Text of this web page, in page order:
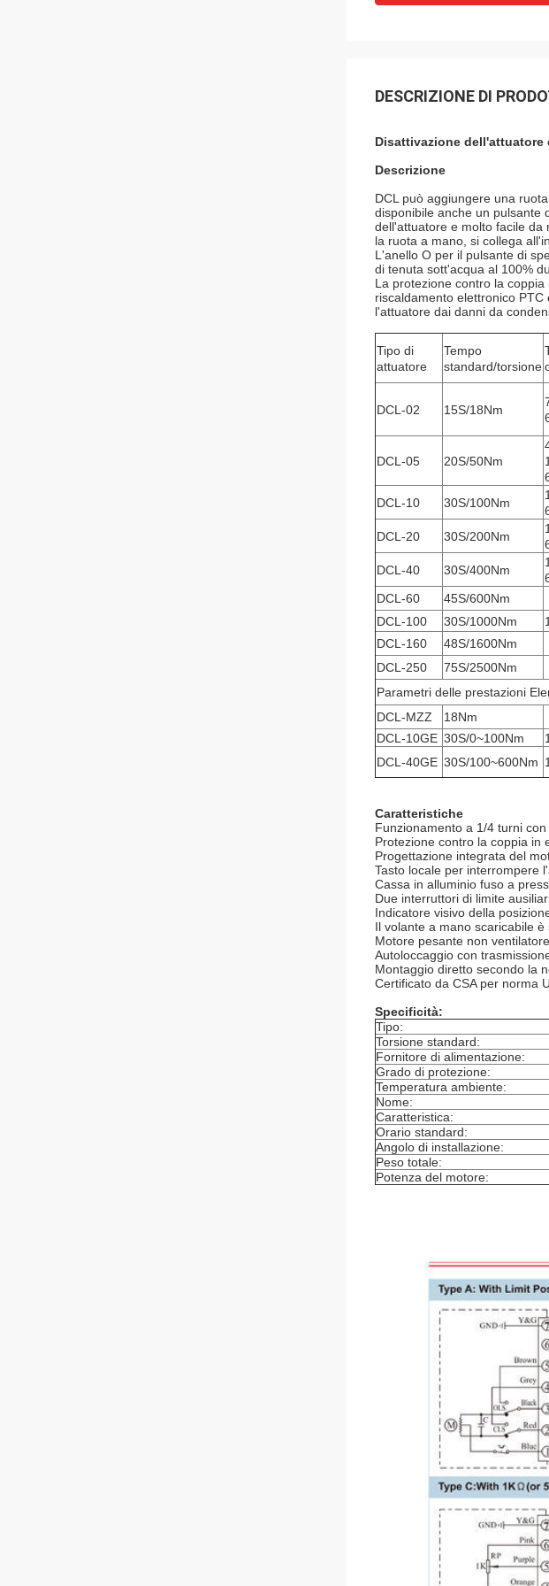
DESCRIZIONE DI
Disattivazione
Descrizione
DCL può aggiungere una
disponibile anche un pulsante
dell'attuatore e molto facile da
la ruota a mano, si collega
L'anello O per il pulsante di
di tenuta sott'acqua al 100%
La protezione contro la
riscaldamento elettronico
l'attuatore dai danni da
Tipo di
attuatore
Tempo
standard/torsione
DCL-02 15S/18Nm
DCL-05 20S/50Nm
DCL-10 30S/100Nm
DCL-20
30S/200Nm
DCL-40 30S/400Nm
DCL-60
45S/600Nm
DCL-100
30S/1000Nm
DCL-160 48S/1600Nm
DCL-250
75S/2500Nm
Parametri delle prestazioni
DCL-MZZ
18Nm
DCL-10GE 30S/0~100Nm
DCL-40GE 30S/100~600Nm
Caratteristiche
Funzionamento a 1/4 turni
Protezione contro la coppia in
Progettazione integrata del
Tasto locale per interrompere
Cassa in alluminio fuso a
Due interruttori di limite
Indicatore visivo della
Il volante a mano scaricabile
Motore pesante non
Autoloccaggio con
Montaggio diretto secondo la
Certificato da CSA per norma
Specificità:
Tipo:
Torsione standard:
Fornitore di alimentazione:
Grado di protezione:
Temperatura ambiente:
Nome:
Caratteristica:
Orario standard:
Angolo di installazione:
Peso totale:
Potenza del motore: